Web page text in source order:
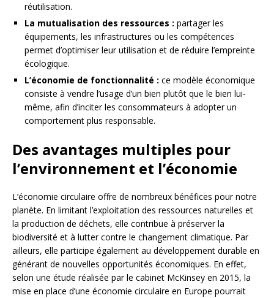
réutilisation.
La mutualisation des ressources : partager les
équipements, les infrastructures ou les compétences
permet d’optimiser leur utilisation et de réduire l’empreinte
écologique.
L’économie de fonctionnalité : ce modèle économique
consiste à vendre l’usage d’un bien plutôt que le bien lui-
même, afin d’inciter les consommateurs à adopter un
comportement plus responsable.
Des avantages multiples pour
l’environnement et l’économie
L’économie circulaire offre de nombreux bénéfices pour notre
planète. En limitant l’exploitation des ressources naturelles et
la production de déchets, elle contribue à préserver la
biodiversité et à lutter contre le changement climatique. Par
ailleurs, elle participe également au développement durable en
générant de nouvelles opportunités économiques. En effet,
selon une étude réalisée par le cabinet McKinsey en 2015, la
mise en place d’une économie circulaire en Europe pourrait